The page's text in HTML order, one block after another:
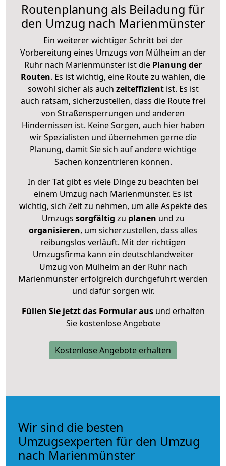
Routenplanung als Beiladung für
den Umzug nach Marienmünster
Ein weiterer wichtiger Schritt bei der
Vorbereitung eines Umzugs von Mülheim an der
Ruhr nach Marienmünster ist die Planung der
Routen. Es ist wichtig, eine Route zu wählen, die
sowohl sicher als auch zeiteffizientist. Es ist
auch ratsam, sicherzustellen, dass die Route frei
von Straßensperrungen und anderen
Hindernissen ist. Keine Sorgen, auch hier haben
wir Spezialisten und übernehmen gerne die
Planung, damit Sie sich auf andere wichtige
Sachen konzentrieren können.
In der Tat gibt es viele Dinge zu beachten bei
einem Umzug nach Marienmünster. Es ist
wichtig, sich Zeit zu nehmen, um alle Aspekte des
Umzugs sorgfältig zu planen und zu
organisieren, um sicherzustellen, dass alles
reibungslos verläuft. Mit der richtigen
Umzugsfirma kann ein deutschlandweiter
Umzug von Mülheim an der Ruhr nach
Marienmünster erfolgreich durchgeführt werden
und dafür sorgen wir.
Füllen Sie jetzt das Formular ausund erhalten
Sie kostenlose Angebote
Kostenlose Angebote erhalten
Wir sind die besten
Umzugsexperten für den Umzug
nach Marienmünster